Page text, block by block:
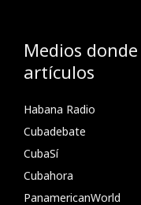
Medios
artículos
Habana Radio
Cubadebate
CubaSí
Cubahora
PanamericanWorld